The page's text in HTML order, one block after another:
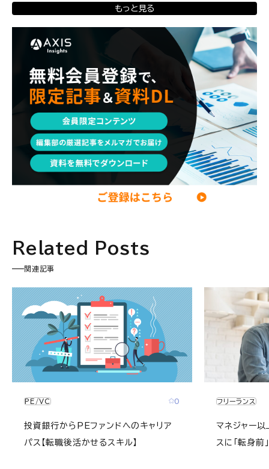
転職体験談・実例 プロモーション 業界動向 コンサル現場論
エンジニア 調査レポート 独立・フリーランス
パートナー
コンサル現場論 経営企画・事業企画 メンタルケア
パラレルキャリア ワークライフバランス 移住・二拠点生活 AI活用
DX・テクノロジー リスキリング・資格 M&A・ファイナンス
もっと見る
Related Posts
関連記事
PE/VC 0
投資銀行からPEファンドへのキャリア
パス【転職後活かせるスキル】
フリーランス
マネジャー以
スに「転身前